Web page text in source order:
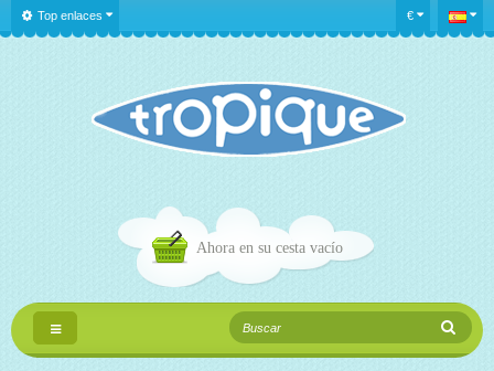
€
Top enlaces
Ahora en su cesta vacío
Navegación
Toggle